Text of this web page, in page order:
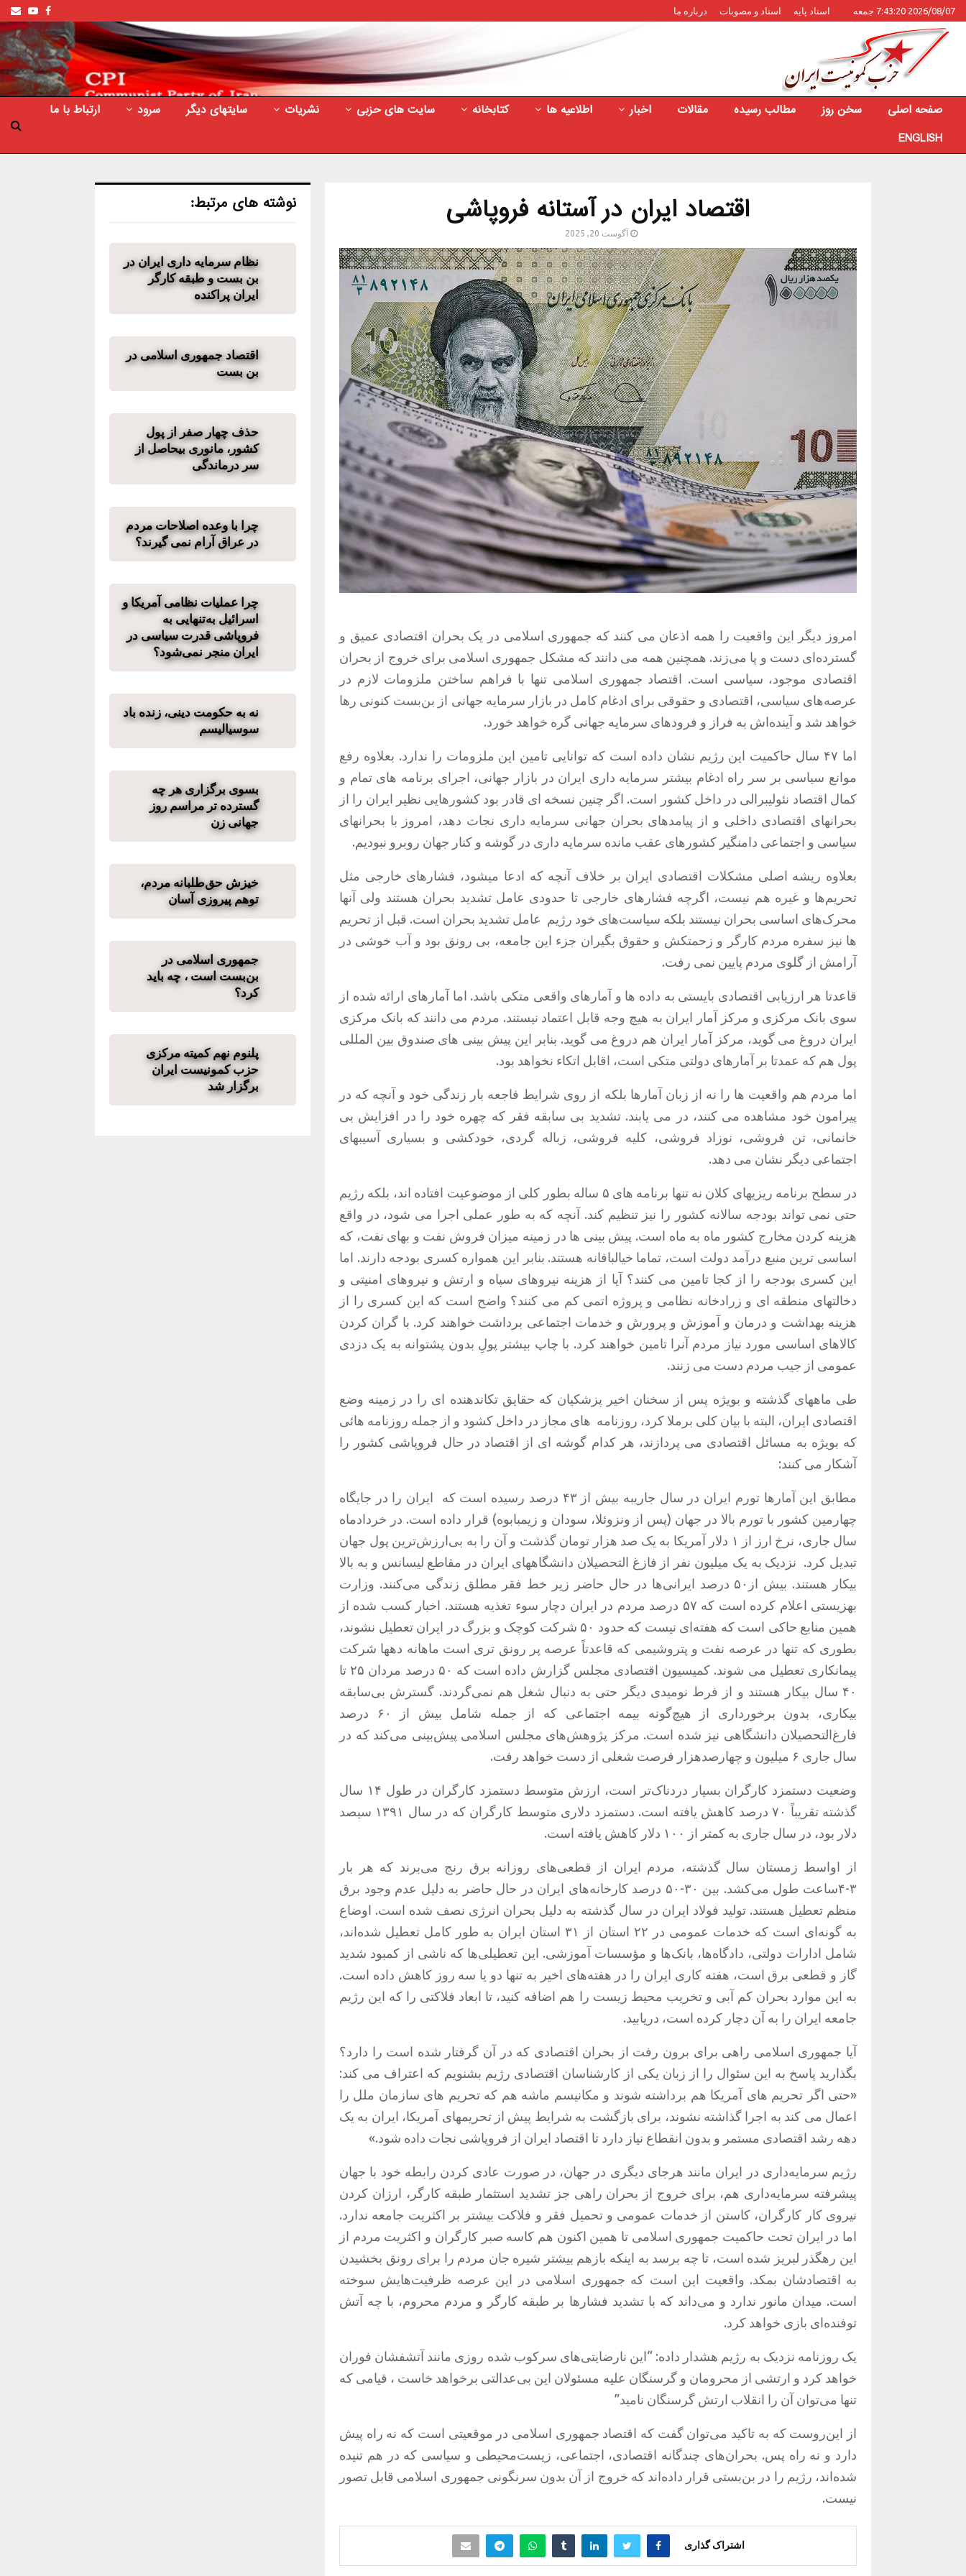
2026/08/07 7:43:20 جمعه اسناد پایه اسناد و مصوبات درباره ما Facebook
صفحه اصلی سخن روز مطالب رسیده مقالات اخبار اطلاعیه ها کتابخانه سایت های حزبی نشریات سایتهای دیگر سرود
ارتباط با ما
ENGLISH
اقتصاد ایران در آستانه فروپاشی
آگوست 20, 2025
امروز دیگر این واقعیت را همه اذعان می کنند که جمهوری اسلامی در یک بحران اقتصادی عمیق و
گسترده‌ای دست و پا می‌زند. همچنین همه می دانند که مشکل جمهوری اسلامی برای خروج از بحران
اقتصادی موجود، سیاسی است. اقتصاد جمهوری اسلامی تنها با فراهم ساختن ملزومات لازم در
عرصه‌های سیاسی، اقتصادی و حقوقی برای ادغام کامل در بازار سرمایه جهانی از بن‌بست کنونی رها
خواهد شد و آینده‌اش به فراز و فرودهای سرمایه جهانی گره خواهد خورد.
اما ۴۷ سال حاکمیت این رژیم نشان داده است که توانایی تامین این ملزومات را ندارد. بعلاوه رفع
موانع سیاسی بر سر راه ادغام بیشتر سرمایه داری ایران در بازار جهانی، اجرای برنامه های تمام و
کمال اقتصاد نئولیبرالی در داخل کشور است. اگر چنین نسخه ای قادر بود کشورهایی نظیر ایران را از
بحرانهای اقتصادی داخلی و از پیامدهای بحران جهانی سرمایه داری نجات دهد، امروز با بحرانهای
سیاسی و اجتماعی دامنگیر کشورهای عقب مانده سرمایه داری در گوشه و کنار جهان روبرو نبودیم.
بعلاوه ریشه اصلی مشکلات اقتصادی ایران بر خلاف آنچه که ادعا میشود، فشارهای خارجی مثل
تحریم‌ها و غیره هم نیست، اگرچه فشارهای خارجی تا حدودی عامل تشدید بحران هستند ولی آنها
محرک‌های اساسی بحران نیستند بلکه سیاست‌های خود رژیم عامل تشدید بحران است. قبل از تحریم
ها نیز سفره مردم کارگر و زحمتکش و حقوق بگیران جزء این جامعه، بی رونق بود و آب خوشی در
آرامش از گلوی مردم پایین نمی رفت.
قاعدتا هر ارزیابی اقتصادی بایستی به داده ها و آمارهای واقعی متکی باشد. اما آمارهای ارائه شده از
سوی بانک مرکزی و مرکز آمار ایران به هیچ وجه قابل اعتماد نیستند. مردم می دانند که بانک مرکزی
ایران دروغ می گوید، مرکز آمار ایران هم دروغ می گوید. بنابر این پیش بینی های صندوق بین المللی
پول هم که عمدتا بر آمارهای دولتی متکی است، اقابل اتکاء نخواهد بود.
اما مردم هم واقعیت ها را نه از زبان آمارها بلکه از روی شرایط فاجعه بار زندگی خود و آنچه که در
پیرامون خود مشاهده می کنند، در می یابند. تشدید بی سابقه فقر که چهره خود را در افزایش بی
خانمانی، تن فروشی، نوزاد فروشی، کلیه فروشی، زباله گردی، خودکشی و بسیاری آسیبهای
اجتماعی دیگر نشان می دهد.
در سطح برنامه ریزیهای کلان نه تنها برنامه های ۵ ساله بطور کلی از موضوعیت افتاده اند، بلکه رژیم
حتی نمی تواند بودجه سالانه کشور را نیز تنظیم کند. آنچه که به طور عملی اجرا می شود، در واقع
هزینه کردن مخارج کشور ماه به ماه است. پیش بینی ها در زمینه میزان فروش نفت و بهای نفت، که
اساسی ترین منبع درآمد دولت است، تماما خیالبافانه هستند. بنابر این همواره کسری بودجه دارند. اما
این کسری بودجه را از کجا تامین می کنند؟ آیا از هزینه نیروهای سپاه و ارتش و نیروهای امنیتی و
دخالتهای منطقه ای و زرادخانه نظامی و پروژه اتمی کم می کنند؟ واضح است که این کسری را از
هزینه بهداشت و درمان و آموزش و پرورش و خدمات اجتماعی برداشت خواهند کرد. با گران کردن
کالاهای اساسی مورد نیاز مردم آنرا تامین خواهند کرد. با چاپ بیشتر پولِ بدون پشتوانه به یک دزدی
عمومی از جیب مردم دست می زنند.
طی ماههای گذشته و بويژه پس از سخنان اخیر پزشکیان که حقایق تکاندهنده ای را در زمینه وضع
اقتصادی ایران، البته با بیان کلی برملا کرد، روزنامه های مجاز در داخل کشود و از جمله روزنامه هائی
که بویژه به مسائل اقتصادی می پردازند، هر کدام گوشه ای از اقتصاد در حال فروپاشی کشور را
آشکار می کنند:
مطابق این آمارها تورم ایران در سال جاریبه بیش از ۴۳ درصد رسیده است که
ایران را در جایگاه
چهارمین کشور با تورم بالا در جهان (پس از ونزوئلا، سودان و زیمبابوه) قرار داده است. در خردادماه
سال جاری، نرخ ارز از ۱ دلار آمریکا به یک صد هزار تومان گذشت و آن را به بی‌ارزش‌ترین پول جهان
تبدیل کرد. نزدیک به یک میلیون نفر از فازغ التحصیلان دانشگاههای ایران در مقاطع لیسانس و به بالا
بیکار هستند. بیش از۵۰ درصد ایرانی‌ها در حال حاضر زیر خط فقر مطلق زندگی می‌کنند. وزارت
بهزیستی اعلام کرده است که ۵۷ درصد مردم در ایران دچار سوء تغذیه هستند. اخبار کسب شده از
همین منابع حاکی است که هفته‌ای نیست که حدود ۵۰ شرکت کوچک و بزرگ در ایران تعطیل نشوند،
بطوری که تنها در عرصه نفت و پتروشیمی که قاعدتاً عرصه پر رونق تری است ماهانه دهها شرکت
پیمانکاری تعطیل می شوند. کمیسیون اقتصادی مجلس گزارش داده است که ۵۰ درصد مردان ۲۵ تا
۴۰ سال بیکار هستند و از فرط نومیدی دیگر حتی به دنبال شغل هم نمی‌گردند. گسترش بی‌سابقه
بیکاری، بدون برخورداری از هیچ‌گونه بیمه اجتماعی که از جمله شامل بیش از ۶۰ درصد
فارغ‌التحصیلان دانشگاهی نیز شده است. مرکز پژوهش‌های مجلس اسلامی پیش‌بینی می‌کند که در
سال جاری ۶ میلیون و چهارصدهزار فرصت شغلی از دست خواهد رفت.
وضعیت دستمزد کارگران بسیار دردناک‌تر است، ارزش متوسط دستمزد کارگران در طول ۱۴ سال
گذشته تقریباً ۷۰ درصد کاهش یافته است. دستمزد دلاری متوسط کارگران که در سال ۱۳۹۱ سیصد
دلار بود، در سال جاری به کمتر از ۱۰۰ دلار کاهش یافته است.
از اواسط زمستان سال گذشته، مردم ایران از قطعی‌های روزانه برق رنج می‌برند که هر بار
۳-۴ساعت طول می‌کشد. بین ۳۰-۵۰ درصد کارخانه‌های ایران در حال حاضر به دلیل عدم وجود برق
منظم تعطیل هستند. تولید فولاد ایران در سال گذشته به دلیل بحران انرژی نصف شده است. اوضاع
به گونه‌ای است که خدمات عمومی در ۲۲ استان از ۳۱ استان ایران به طور کامل تعطیل شده‌اند،
شامل ادارات دولتی، دادگاه‌ها، بانک‌ها و مؤسسات آموزشی. این تعطیلی‌ها که ناشی از کمبود شدید
گاز و قطعی برق است، هفته کاری ایران را در هفته‌های اخیر به تنها دو یا سه روز کاهش داده است.
به این موارد بحران کم آبی و تخریب محیط زیست را هم اضافه کنید، تا ابعاد فلاکتی را که این رژیم
جامعه ایران را به آن دچار کرده است، دریابید.
آیا جمهوری اسلامی راهی برای برون رفت از بحران اقتصادی که در آن گرفتار شده است را دارد؟
بگذارید پاسخ به این سئوال را از زبان یکی از کارشناسان اقتصادی رژیم بشنویم که اعتراف می کند:
«حتی اگر تحریم های آمریکا هم برداشته شوند و مکانیسم ماشه هم که تحریم های سازمان ملل را
اعمال می کند به اجرا گذاشته نشوند، برای بازگشت به شرایط پیش از تحریمهای آمریکا، ایران به یک
دهه رشد اقتصادی مستمر و بدون انقطاع نیاز دارد تا اقتصاد ایران از فروپاشی نجات داده شود.»
رژیم سرمایه‌داری در ایران مانند هرجای دیگری در جهان، در صورت عادی کردن رابطه خود با جهان
پیشرفته سرمایه‌داری هم، برای خروج از بحران راهی جز تشدید استثمار طبقه کارگر، ارزان کردن
نیروی کار کارگران، کاستن از خدمات عمومی و تحمیل فقر و فلاکت بیشتر بر اکثریت جامعه ندارد.
اما در ایران تحت حاکمیت جمهوری اسلامی تا همین اکنون هم کاسه صبر کارگران و اکثریت مردم از
این رهگذر لبریز شده است، تا چه برسد به اینکه بازهم بیشتر شیره جان مردم را برای رونق بخشیدن
به اقتصادشان بمکد. واقعیت این است که جمهوری اسلامی در این عرصه ظرفیت‌هایش سوخته
است. میدان مانور ندارد و می‌داند که با تشدید فشارها بر طبقه کارگر و مردم محروم، با چه آتش
توفنده‌ای بازی خواهد کرد.
یک روزنامه نزدیک به رژیم هشدار داده: “این نارضایتی‌های سرکوب شده روزی مانند آتشفشان فوران
خواهد کرد و ارتشی از محرومان و گرسنگان علیه مسئولان این بی‌عدالتی برخواهد خاست ، قیامی که
تنها می‌توان آن را انقلاب ارتش گرسنگان نامید”
از این‌روست که به تاکید می‌توان گفت که اقتصاد جمهوری اسلامی در موقعیتی است که نه راه پیش
دارد و نه راه پس. بحران‌های چندگانه اقتصادی، اجتماعی، زیست‌محیطی و سیاسی که در هم تنیده
شده‌اند، رژیم را در بن‌بستی قرار داده‌اند که خروج از آن بدون سرنگونی جمهوری اسلامی قابل تصور
نیست.
اشتراک گذاری
نوشته های مرتبط:
نظام سرمایه داری ایران در
بن بست و طبقه کارگر
ایران پراکنده
اقتصاد جمهوری اسلامی در
بن بست
حذف چهار صفر از پول
کشور، مانوری بیحاصل از
سر درماندگی
چرا با وعده اصلاحات مردم
در عراق آرام نمی گیرند؟
چرا عملیات نظامی آمریکا و
اسرائیل به‌تنهایی به
فروپاشی قدرت سیاسی در
ایران منجر نمی‌شود؟
نه به حکومت دینی، زنده باد
سوسیالیسم
بسوی برگزاری هر چه
گسترده تر مراسم روز
جهانی زن
خیزش حق‌طلبانه مردم،
توهم پیروزی آسان
جمهوری اسلامی در
بن‌بست است ، چه باید
کرد؟
پلنوم نهم کمیته مرکزی
حزب کمونیست ایران
برگزار شد